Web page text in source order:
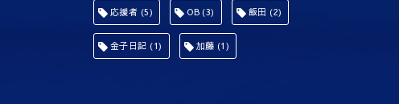
応援者 (5) OB(3) 飯田 (2)
金子日記 (1) 加藤 (1)